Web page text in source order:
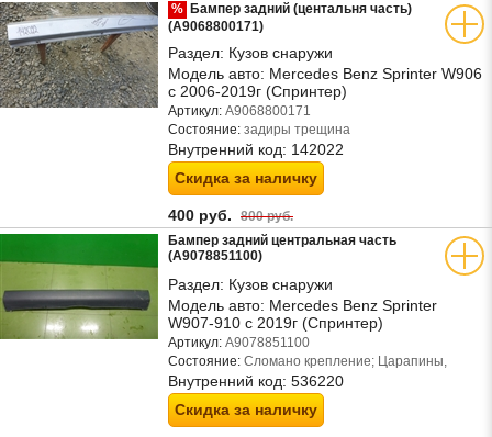
% Бампер задний (центальня часть)
(A9068800171)
Раздел: Кузов снаружи
Модель авто: Mercedes Benz Sprinter W906
с 2006-2019г (Спринтер)
Артикул: A9068800171
Состояние: задиры трещина
Внутренний код: 142022
Скидка за наличку
400 руб. 800 руб.
Бампер задний центральная часть
(A9078851100)
Раздел: Кузов снаружи
Модель авто: Mercedes Benz Sprinter
W907-910 с 2019г (Спринтер)
Артикул: A9078851100
Состояние: Сломано крепление; Царапины,
Внутренний код: 536220
Скидка за наличку